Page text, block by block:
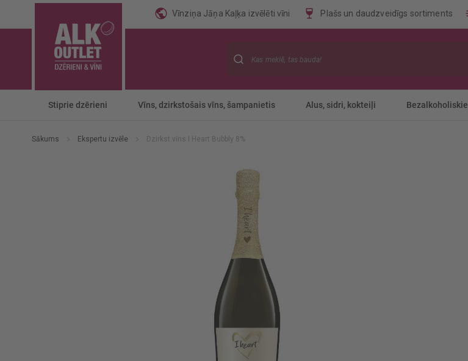
Vīnziņa Jāņa Kaļķa izvēlēti vīni Plašs un daudzveidīgs sortiments
Stiprie dzērieni Vīns, dzirkstošais vīns, šampanietis Alus, sidri, kokteiļi Bezalkoholiskie
Sākums Ekspertu izvēle Dzirkst.vīns I Heart Bubbly 8%